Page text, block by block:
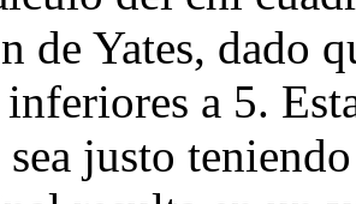
de Yates, dado
a 5.
justo